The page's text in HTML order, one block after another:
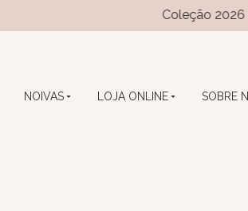
Coleção 2026 das
NOIVAS LOJA ONLINE SOBRE